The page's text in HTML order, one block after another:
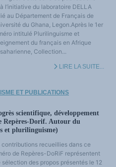
l’initiative du laboratoire DELLA
au Département de Français de
du Ghana, Legon.Après le 1er
intitulé Plurilinguisme et
du français en Afrique
Collection...
LIRE LA SUITE...
ET PUBLICATIONS
scientifique, développement
Repères-Dorif. Autour du
et plurilinguisme)
contributions recueillies dans ce
de Repères-DoRiF représentent
sélection des propos présentés le 12